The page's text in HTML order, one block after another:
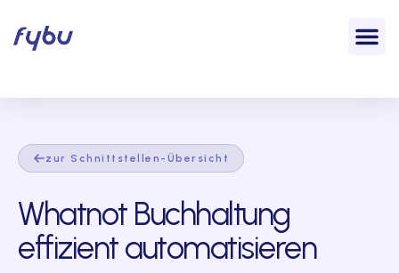
zur Schnittstellen-Übersicht
Whatnot Buchhaltung
effizient automatisieren